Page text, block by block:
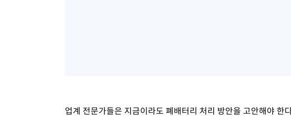
업계 전문가들은 지금이라도 폐배터리 처리 방안을 고안해야 한